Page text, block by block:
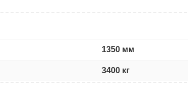
1350 мм
3400 кг